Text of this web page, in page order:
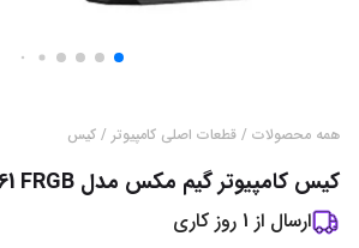
همه محصولات / قطعات اصلی کامپیوتر / کیس
کیس کامپیوتر گیم مکس مدل G561 FRGB
ارسال از 1 روز کاری